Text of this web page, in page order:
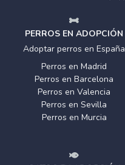
PERROS EN ADOPCIÓN
Adoptar perros en España
Perros en Madrid
Perros en Barcelona
Perros en Valencia
Perros en Sevilla
Perros en Murcia